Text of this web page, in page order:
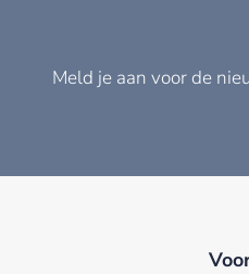
Meld je aan voor de